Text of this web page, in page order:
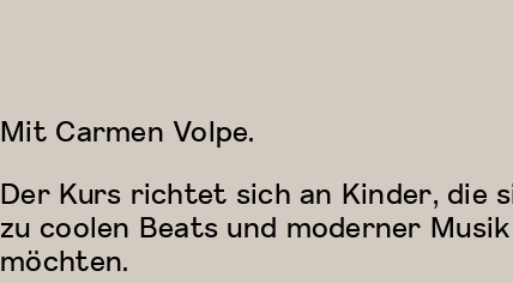
Mit Carmen Volpe.
Der Kurs richtet sich an Kinder, die
zu coolen Beats und moderner
möchten.